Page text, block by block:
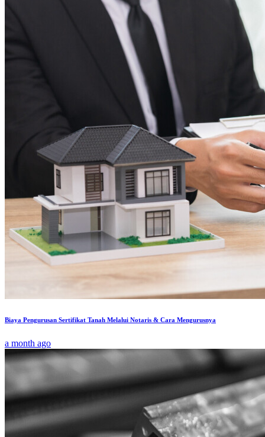
Biaya Pengurusan Sertifikat Tanah Melalui Notaris & Cara Mengurusnya
a month ago